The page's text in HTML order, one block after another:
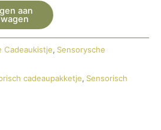
aan
Cadeaukistje, Sensorysche
cadeaupakketje, Sensorisch